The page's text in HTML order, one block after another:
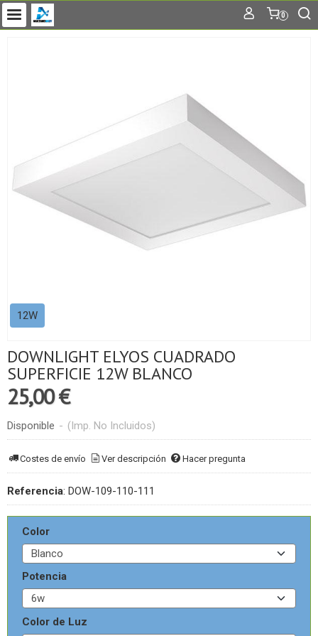
0
12W
DOWNLIGHT ELYOS CUADRADO
SUPERFICIE 12W BLANCO
25,00 €
Disponible - (Imp. No Incluidos)
Costes de envío Ver descripción Hacer pregunta
Referencia: DOW-109-110-111
Color
Potencia
Color de Luz